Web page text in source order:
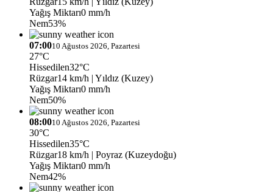
Yağış Miktarı0 mm/h
Nem53%
07:0010 Ağustos 2026, Pazartesi
27°C
Hissedilen32°C
Rüzgar14 km/h | Yıldız (Kuzey)
Yağış Miktarı0 mm/h
Nem50%
08:0010 Ağustos 2026, Pazartesi
30°C
Hissedilen35°C
Rüzgar18 km/h | Poyraz (Kuzeydoğu)
Yağış Miktarı0 mm/h
Nem42%